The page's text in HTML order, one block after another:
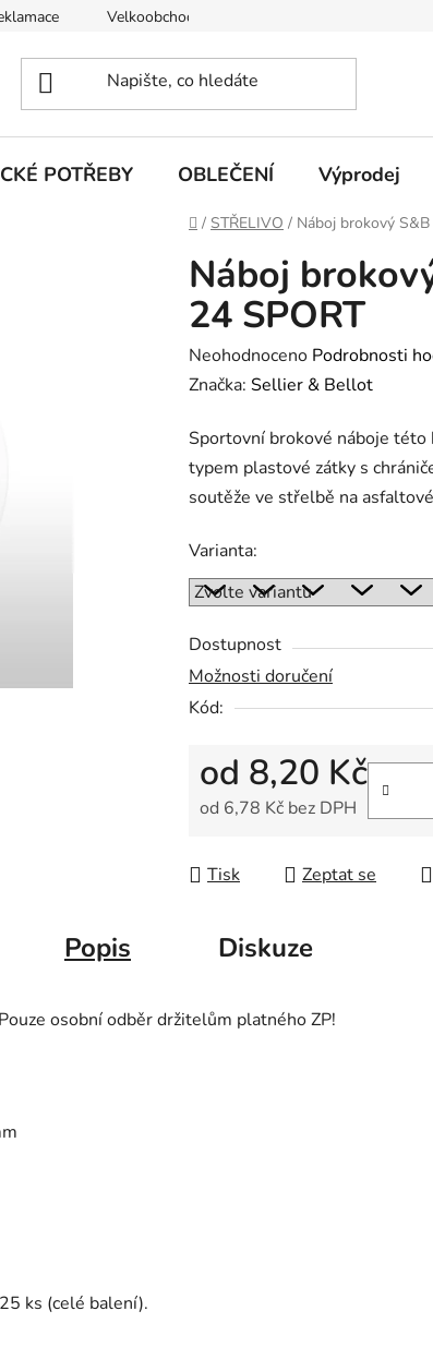
Velkoobchod
POTŘEBY OBLEČENÍ Výprodej
Domů
/ STŘELIVO / Náboj brokový
Náboj
24 SPORT
Průměrné
hodnocení
je
0,0
z
hvězdiček.
Neohodnoceno Podrobnosti
Značka: Sellier & Bellot
Sportovní brokové náboje této
typem plastové zátky s
soutěže ve střelbě na
Varianta:
Dostupnost
Možnosti doručení
Kód:
od 8,20 Kč
od 6,78 Kč bez DPH
Tisk Zeptat se
Popis Diskuze
Pouze osobní odběr držitelům platného ZP!
ks (celé balení).